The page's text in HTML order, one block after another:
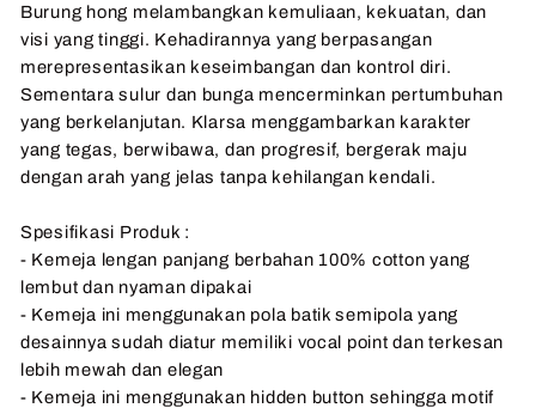
Burung hong melambangkan kemuliaan, kekuatan, dan
visi yang tinggi. Kehadirannya yang berpasangan
merepresentasikan keseimbangan dan kontrol diri.
Sementara sulur dan bunga mencerminkan pertumbuhan
yang berkelanjutan. Klarsa menggambarkan karakter
yang tegas, berwibawa, dan progresif, bergerak maju
dengan arah yang jelas tanpa kehilangan kendali.
Spesifikasi Produk :
- Kemeja lengan panjang berbahan 100% cotton yang
lembut dan nyaman dipakai
- Kemeja ini menggunakan pola batik semipola yang
desainnya sudah diatur memiliki vocal point dan terkesan
lebih mewah dan elegan
- Kemeja ini menggunakan hidden button sehingga motif